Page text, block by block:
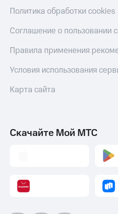
Политика обработки cookies
Соглашение о пользовании
Правила применения
Условия использования
Карта сайта
Скачайте Мой МТС